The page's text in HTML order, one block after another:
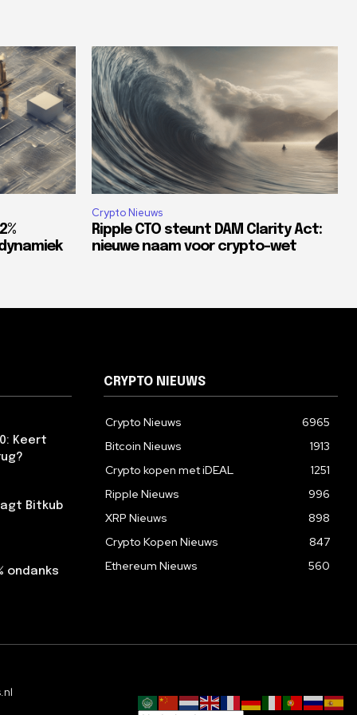
Crypto Nieuws
Ripple CTO steunt DAM Clarity Act:
nieuwe naam voor crypto-wet
Keert
Bitkub
ondanks
CRYPTO NIEUWS
Crypto Nieuws
6965
Bitcoin Nieuws
1913
Crypto kopen met iDEAL
1251
Ripple Nieuws
996
XRP Nieuws
898
Crypto Kopen Nieuws
847
Ethereum Nieuws
560